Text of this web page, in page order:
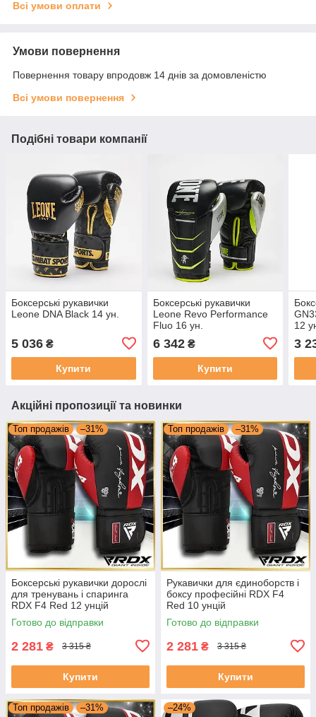
Всі умови оплати
Умови повернення
Повернення товару впродовж 14 днів за домовленістю
Всі умови повернення
Подібні товари компанії
Боксерські рукавички
Leone DNA Black 14 ун.
5 036 ₴
Купити
Боксерські рукавички
Leone Revo Performance
Fluo 16 ун.
6 342₴
Купити
12
3
Акційні пропозиції та новинки
Топ продажів –31%
Боксерські рукавички дорослі
для тренувань і спаринга
RDX F4 Red 12 унцій
Готово до відправки
2 281 ₴ 3 315 ₴
Купити
Топ продажів –31%
Рукавички для єдиноборств і
боксу професійні RDX F4
Red 10 унцій
Готово до відправки
2 281 ₴ 3 315 ₴
Купити
Топ продажів –31% –24%